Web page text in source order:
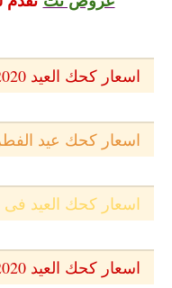
اسعار كحك العيد 2020
اسعار كحك عيد الفطر
اسعار كحك العيد فى
اسعار كحك العيد 2020